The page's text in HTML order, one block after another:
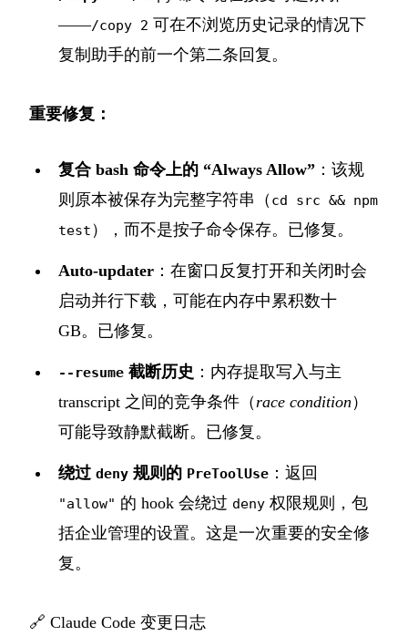
——/copy 2 可在不浏览历史记录的情况下
复制助手的前一个第二条回复。
重要修复：
复合 bash 命令上的 “Always Allow” ：该规
则原本被保存为完整字符串（ cd src && npm
test ），而不是按子命令保存。已修复。
Auto-updater ：在窗口反复打开和关闭时会
启动并行下载，可能在内存中累积数十
GB。已修复。
--resume 截断历史 ：内存提取写入与主
transcript 之间的竞争条件（race condition ）
可能导致静默截断。已修复。
绕过 deny 规则的 PreToolUse ：返回
"allow" 的 hook 会绕过 deny 权限规则，包
括企业管理的设置。这是一次重要的安全修
复。
🔗 Claude Code 变更日志